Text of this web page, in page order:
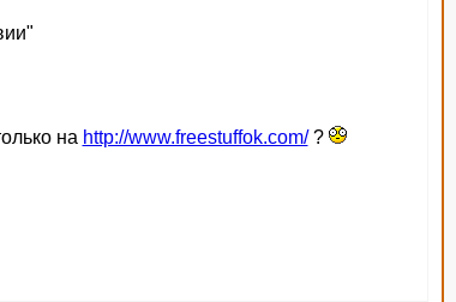
на http://www.freestuffok.com/?